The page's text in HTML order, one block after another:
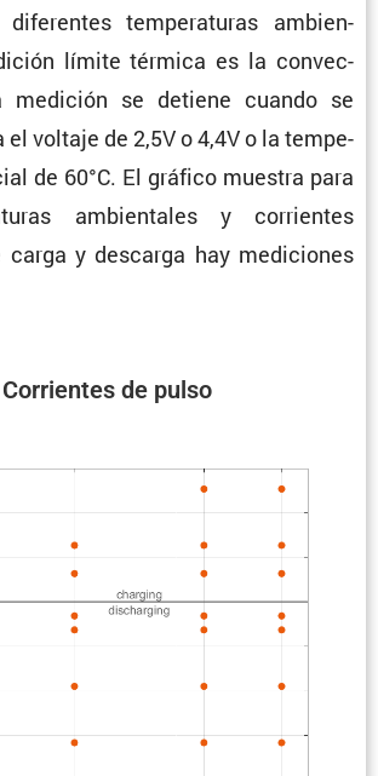
tempe­ra­turas ambien­
límite térmica es la convec­
se detiene cuando se
el voltaje de 2,5V o 4,4V o la tempe­
de 60°C. El gráfico muestra para
ambien­tales y corrientes
carga y descarga hay mediciones
Corrientes de pulso